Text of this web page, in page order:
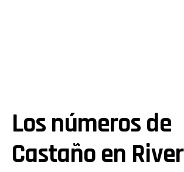
Los números de
Castaño en River